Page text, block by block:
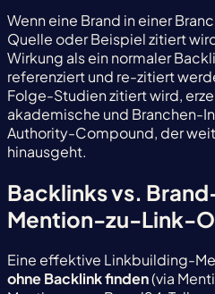
Wenn eine Brand in einer
Quelle oder Beispiel zitiert
Wirkung als ein normaler
referenziert und re-zitiert
Folge-Studien zitiert wird,
akademische und Branchen-
Authority-Compound, der
hinausgeht.
Backlinks vs.
Mention-zu-Link-
Eine effektive Linkbuilding-
ohne Backlink finden(via